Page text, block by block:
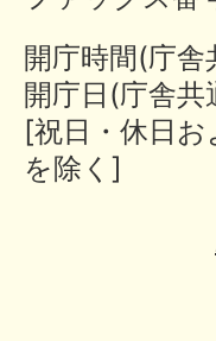
開庁時間(庁
開庁日(庁舎共
[祝日・休日
を除く]